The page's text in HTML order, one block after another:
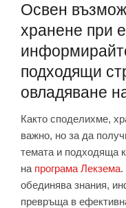
Освен
хранене при
подходящи
овладяване
Както споделихме,
важно, но за да
темата и подходяща
на програма Лекзема.
обединява знания,
превръща в